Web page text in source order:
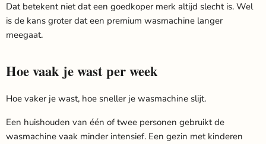
Dat betekent niet dat een goedkoper merk altijd slecht is. Wel
is de kans groter dat een premium wasmachine langer
meegaat.
Hoe vaak je wast per week
Hoe vaker je wast, hoe sneller je wasmachine slijt.
Een huishouden van één of twee personen gebruikt de
wasmachine vaak minder intensief. Een gezin met kinderen